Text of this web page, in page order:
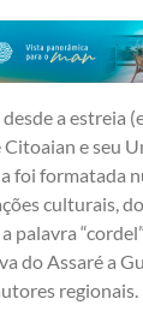
a estreia
e seu
foi formatada
culturais,
palavra
do Assaré a
regionais.